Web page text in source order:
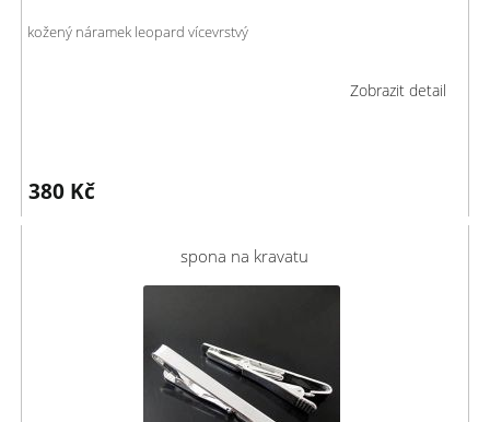
kožený náramek leopard vícevrstvý
Zobrazit detail
380 Kč
spona na kravatu